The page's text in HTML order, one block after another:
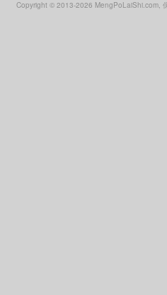
Copyright © 2013-2026 MengPoLaiShi.com,